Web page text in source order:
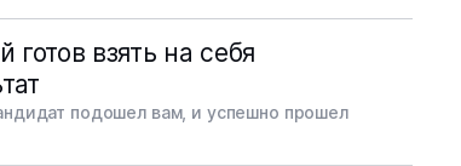
взять на себя
подошел вам, и успешно прошел